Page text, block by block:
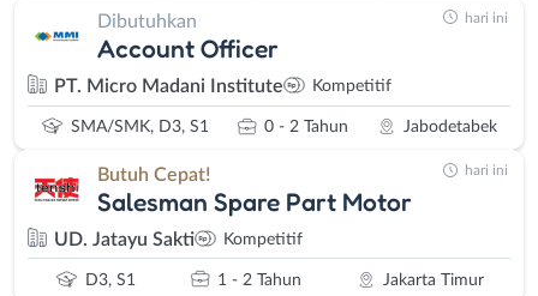
Dibutuhkan
Account Officer
PT. Micro Madani Institute Kompetitif
SMA/SMK, D3, S1 0 - 2 Tahun Jabodetabek
hari ini
Butuh Cepat!
Salesman Spare Part Motor
UD. Jatayu Sakti Kompetitif
D3, S1 1 - 2 Tahun Jakarta Timur
hari ini